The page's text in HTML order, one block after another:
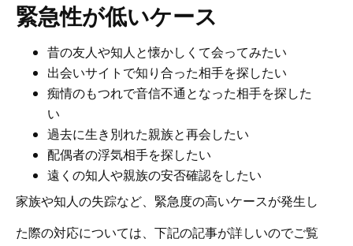
緊急性が低いケース
昔の友人や知人と懐かしくて会ってみたい
出会いサイトで知り合った相手を探したい
痴情のもつれで音信不通となった相手を探した
い
過去に生き別れた親族と再会したい
配偶者の浮気相手を探したい
遠くの知人や親族の安否確認をしたい
家族や知人の失踪など、緊急度の高いケースが発生し
た際の対応については、下記の記事が詳しいのでご覧